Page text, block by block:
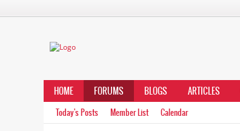
HOME FORUMS BLOGS ARTICLES
Today's Posts Member List Calendar